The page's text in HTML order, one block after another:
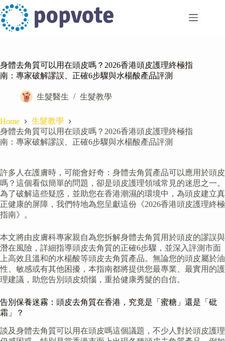
Skip
to
content
身體去角質可以用在頭皮嗎？2026香港頭皮護理終極指
南：專家破解謬誤、正確6步驟與水楊酸產品評測
生髮醫生 生髮教學
Home
生髮教學
身體去角質可以用在頭皮嗎？2026香港頭皮護理終極指
南：專家破解謬誤、正確6步驟與水楊酸產品評測
許多人在護膚時，可能會好奇：身體去角質產品可以應用於頭皮
嗎？這個看似簡單的問題，卻是頭皮護理領域常見的迷思之一。
為了破解這些疑惑，並助您在香港潮濕的環境中，為頭皮建立真
正健康的屏障，我們特地為您呈獻這份《2026香港頭皮護理終極
指南》。
本文將由皮膚科專家親自為您拆解身體去角質用於頭皮的謬誤與
潛在風險，詳細指導頭皮去角質的正確6步驟，並深入評測市面
上高效且溫和的水楊酸等頭皮去角質產品。無論您的頭皮屬於油
性、敏感或有其他困擾，本指南都將提供您最專業、最實用的護
理建議，助您告別頭皮煩惱，重拾健康秀髮的自信。
告別保養迷霧：頭皮去角質在香港，究竟是「蜜糖」還是「砒
霜」？
談及身體去角質可以用在頭皮嗎這個議題，不少人對於頭皮護理